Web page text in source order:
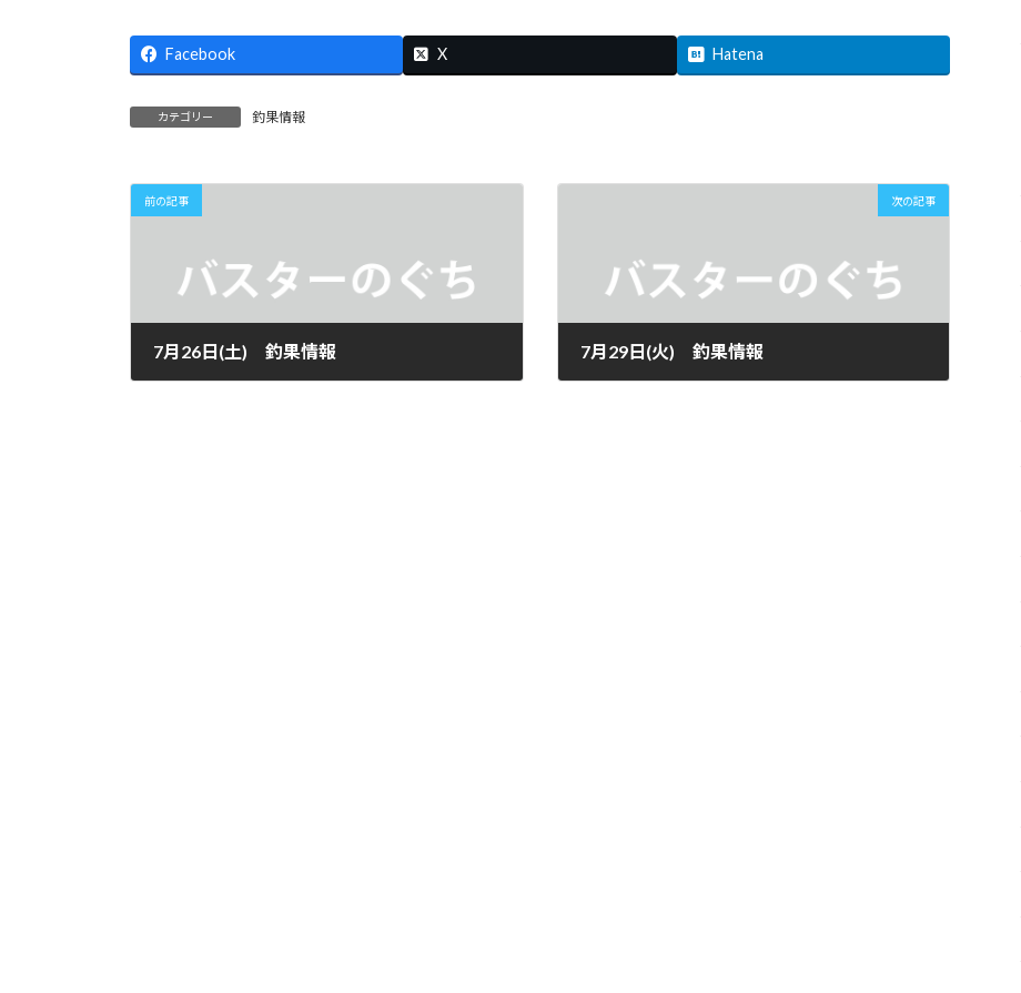
:
Facebook X Hatena
カテゴリー 釣果情報
前の記事
7月26日(土) 釣果情報
次の記事
7月29日(火) 釣果情報